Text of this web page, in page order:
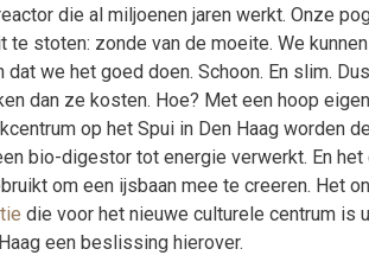
die al miljoenen jaren werkt. Onze
te stoten: zonde van de moeite. We
dat we het goed doen. Schoon. En slim.
dan ze kosten. Hoe? Met een hoop
op het Spui in Den Haag worden
bio-digestor tot energie verwerkt. En
om een ijsbaan mee te creeren. Het
die voor het nieuwe culturele centrum is
een beslissing hierover.